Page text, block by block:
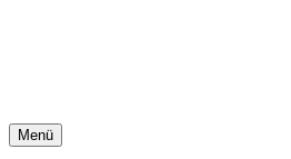
Menü